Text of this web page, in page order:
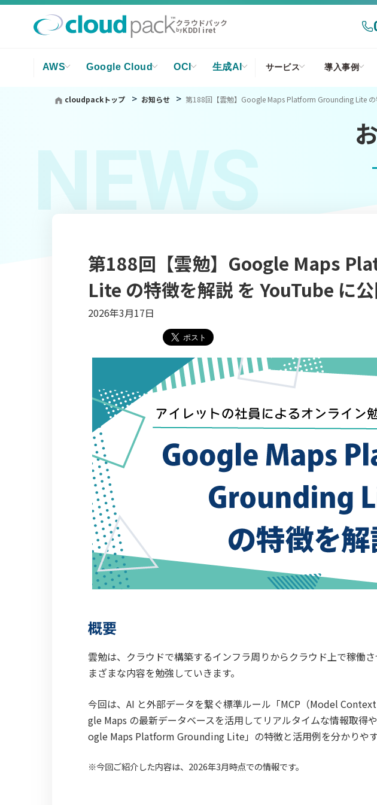
クラウドパック
byKDDI iret
AWS Google Cloud OCI 生成AI サービス 導入事例
cloudpackトップ お知らせ 第188回【雲勉】Google Maps Platform Grounding Lite の
NEWS
第188回【雲勉】Google Maps
Lite の特徴を解説 を YouTube に
2026年3月17日
概要
雲勉は、クラウドで構築するインフラ周りからクラウド上で稼働
まざまな内容を勉強していきます。
今回は、AI と外部データを繋ぐ標準ルール「MCP（Model
gle Maps の最新データベースを活用してリアルタイムな情報取得
ogle Maps Platform Grounding Lite」の特徴と活用例を分かりやす
※今回ご紹介した内容は、2026年3月時点での情報です。